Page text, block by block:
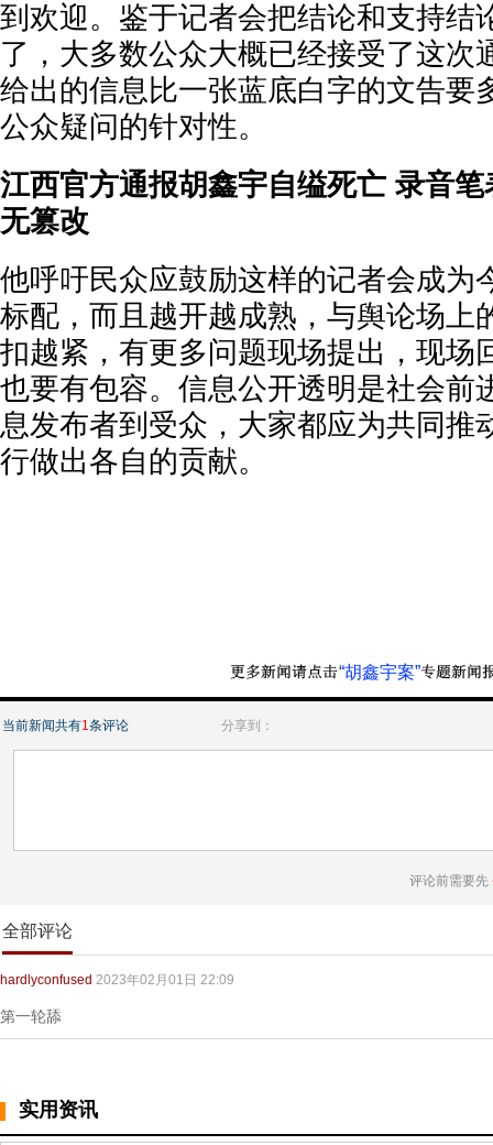
到欢迎。鉴于记者会把结论和支持结
了，大多数公众大概已经接受了这次
给出的信息比一张蓝底白字的文告要
公众疑问的针对性。
江西官方通报胡鑫宇自缢死亡 录音
无篡改
他呼吁民众应鼓励这样的记者会成为
标配，而且越开越成熟，与舆论场上
扣越紧，有更多问题现场提出，现场
也要有包容。信息公开透明是社会前
息发布者到受众，大家都应为共同推
行做出各自的贡献。
“胡鑫宇案”
当前新闻共有1条评论 分享到：
评论前需要先
全部评论
hardlyconfused 2023年02月01日 22:09
第一轮舔
实用资讯